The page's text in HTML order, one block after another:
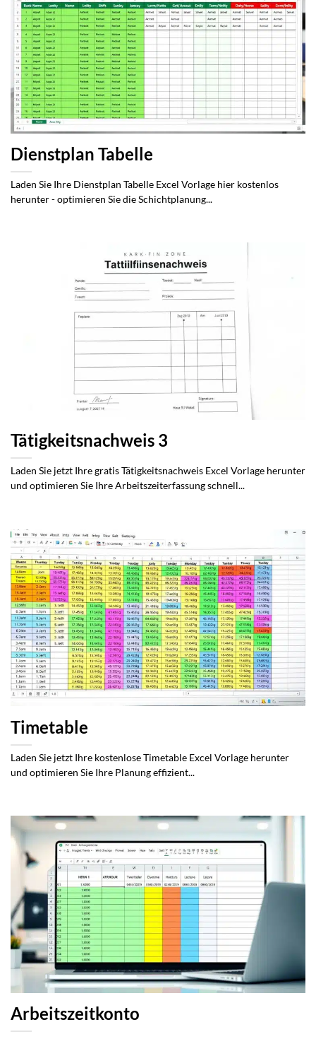
Dienstplan Tabelle
Laden Sie Ihre Dienstplan Tabelle Excel Vorlage hier kostenlos
herunter - optimieren Sie die Schichtplanung...
Tätigkeitsnachweis 3
Laden Sie jetzt Ihre gratis Tätigkeitsnachweis Excel Vorlage herunter
und optimieren Sie Ihre Arbeitszeiterfassung schnell...
Timetable
Laden Sie jetzt Ihre kostenlose Timetable Excel Vorlage herunter
und optimieren Sie Ihre Planung effizient...
Arbeitszeitkonto